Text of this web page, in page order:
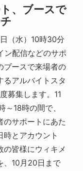
、ブースで
（水）10時30分
ン配信などのサポ
ブースで来場者の
るアルバイトスタ
募集します。11
18時の間で、
のサポートにあた
時とアカウント
皆様にウィキメ
、10月20日まで